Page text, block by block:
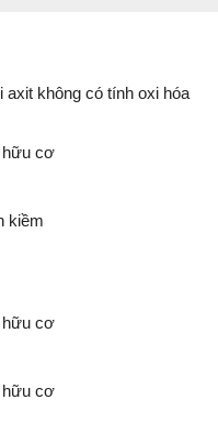
không có tính oxi hóa
hữu cơ
kiềm
hữu cơ
hữu cơ